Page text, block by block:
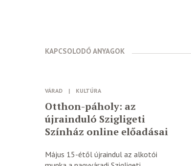
KAPCSOLODÓ ANYAGOK
VÁRAD | KULTÚRA
Otthon-páholy: az
újrainduló Szigligeti
Színház online előadásai
Május 15-étől újraindul az alkotói